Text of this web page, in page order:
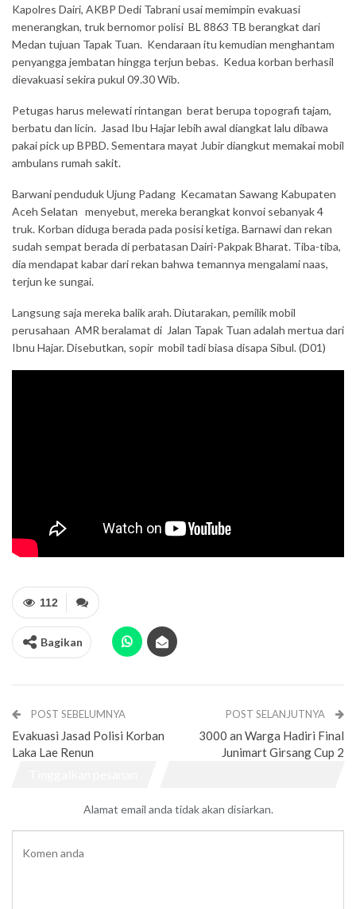
Kapolres Dairi, AKBP Dedi Tabrani usai memimpin evakuasi
menerangkan, truk bernomor polisi BL 8863 TB berangkat dari
Medan tujuan Tapak Tuan. Kendaraan itu kemudian menghantam
penyangga jembatan hingga terjun bebas. Kedua korban berhasil
dievakuasi sekira pukul 09.30 Wib.
Petugas harus melewati rintangan berat berupa topografi tajam,
berbatu dan licin. Jasad Ibu Hajar lebih awal diangkat lalu dibawa
pakai pick up BPBD. Sementara mayat Jubir diangkut memakai mobil
ambulans rumah sakit.
Barwani penduduk Ujung Padang Kecamatan Sawang Kabupaten
Aceh Selatan menyebut, mereka berangkat konvoi sebanyak 4
truk. Korban diduga berada pada posisi ketiga. Barnawi dan rekan
sudah sempat berada di perbatasan Dairi-Pakpak Bharat. Tiba-tiba,
dia mendapat kabar dari rekan bahwa temannya mengalami naas,
terjun ke sungai.
Langsung saja mereka balik arah. Diutarakan, pemilik mobil
perusahaan AMR beralamat di Jalan Tapak Tuan adalah mertua dari
Ibnu Hajar. Disebutkan, sopir mobil tadi biasa disapa Sibul. (D01)
112
Bagikan
POST SEBELUMNYA
Evakuasi Jasad Polisi Korban
Laka Lae Renun
POST SELANJUTNYA
3000 an Warga Hadiri Final
Junimart Girsang Cup 2
Alamat email anda tidak akan disiarkan.